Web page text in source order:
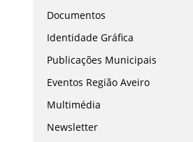
Documentos
Identidade Gráfica
Publicações Municipais
Eventos Região Aveiro
Multimédia
Newsletter